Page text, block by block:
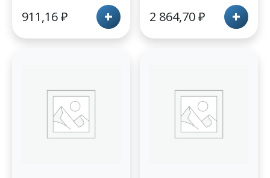
911,16₽ + 2 864,70₽ +